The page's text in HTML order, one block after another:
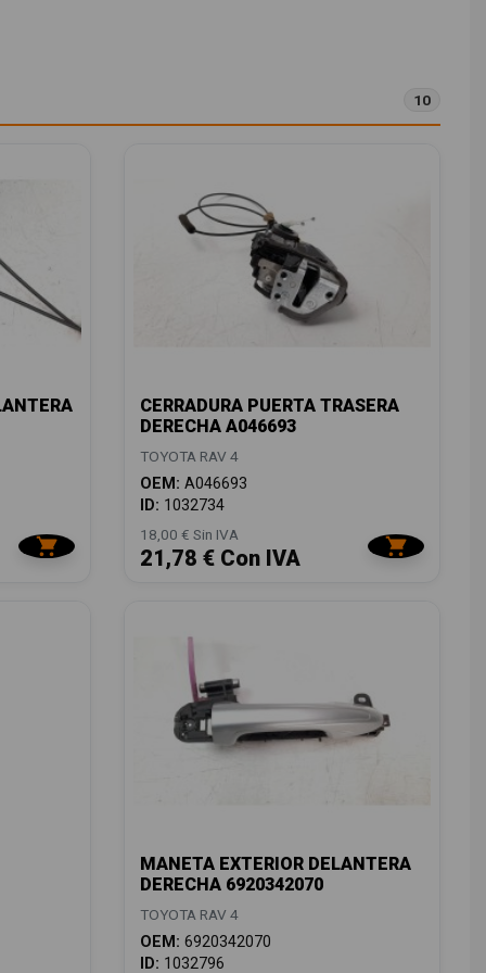
10
CERRADURA PUERTA TRASERA
DERECHA A046693
TOYOTA RAV 4
OEM: A046693
ID: 1032734
18,00 € Sin IVA
21,78 € Con IVA
MANETA EXTERIOR DELANTERA
DERECHA 6920342070
TOYOTA RAV 4
OEM: 6920342070
ID: 1032796